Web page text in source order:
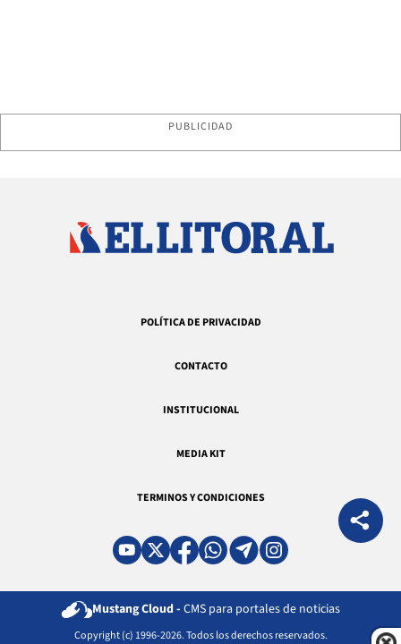
PUBLICIDAD
POLÍTICA DE PRIVACIDAD
CONTACTO
INSTITUCIONAL
MEDIA KIT
TERMINOS Y CONDICIONES
Mustang Cloud - CMS para portales de noticias
Copyright (c) 1996-2026. Todos los derechos reservados.